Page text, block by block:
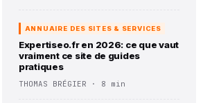
ANNUAIRE DES SITES & SERVICES
Expertiseo.fr en 2026: ce que vaut
vraiment ce site de guides
pratiques
THOMAS BRÉGIER · 8 min